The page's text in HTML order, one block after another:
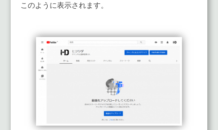
このように表示されます。